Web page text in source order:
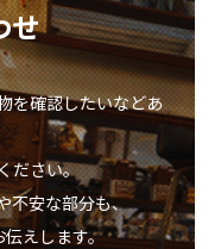
せ
を確認したいなどあ
ださい。
不安な部分も、
えします。